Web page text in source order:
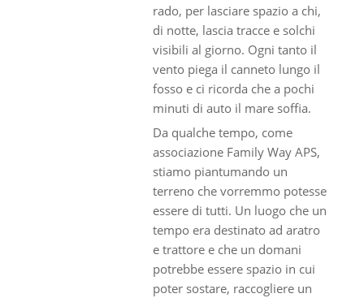
rado, per lasciare spazio a chi,
di notte, lascia tracce e solchi
visibili al giorno. Ogni tanto il
vento piega il canneto lungo il
fosso e ci ricorda che a pochi
minuti di auto il mare soffia.
Da qualche tempo, come
associazione Family Way APS,
stiamo piantumando un
terreno che vorremmo potesse
essere di tutti. Un luogo che un
tempo era destinato ad aratro
e trattore e che un domani
potrebbe essere spazio in cui
poter sostare, raccogliere un